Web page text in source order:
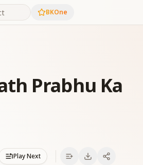
BKOne
Prabhu Ka
Play Next